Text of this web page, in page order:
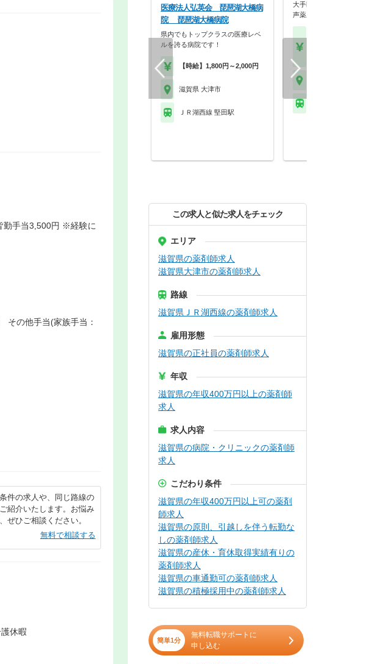
勤手当3,500円 ※経験に
の他手当(家族手当：
件の求人や、同じ路線の
紹介いたします。お悩み
ぜひご相談ください。
無料で相談する
休暇
医療法人弘英会 琵琶湖大橋病
院 琵琶湖大橋病院
県内でもトップクラスの医療レベ
ルを誇る病院です！
【時給】1,800円～2,000円
滋賀県 大津市
ＪＲ湖西線 堅田駅
大手医薬品卸のグループ企業
声薬歴、自動在庫発注…
この求人と似た求人をチェック
エリア
滋賀県の薬剤師求人
滋賀県大津市の薬剤師求人
路線
滋賀県ＪＲ湖西線の薬剤師求人
雇用形態
滋賀県の正社員の薬剤師求人
年収
滋賀県の年収400万円以上の薬剤師
求人
求人内容
滋賀県の病院・クリニックの薬剤師
求人
こだわり条件
滋賀県の年収400万円以上可の薬剤
師求人
滋賀県の原則、引越しを伴う転勤な
しの薬剤師求人
滋賀県の産休・育休取得実績有りの
薬剤師求人
滋賀県の車通勤可の薬剤師求人
滋賀県の積極採用中の薬剤師求人
簡単1分
無料転職サポートに
申し込む